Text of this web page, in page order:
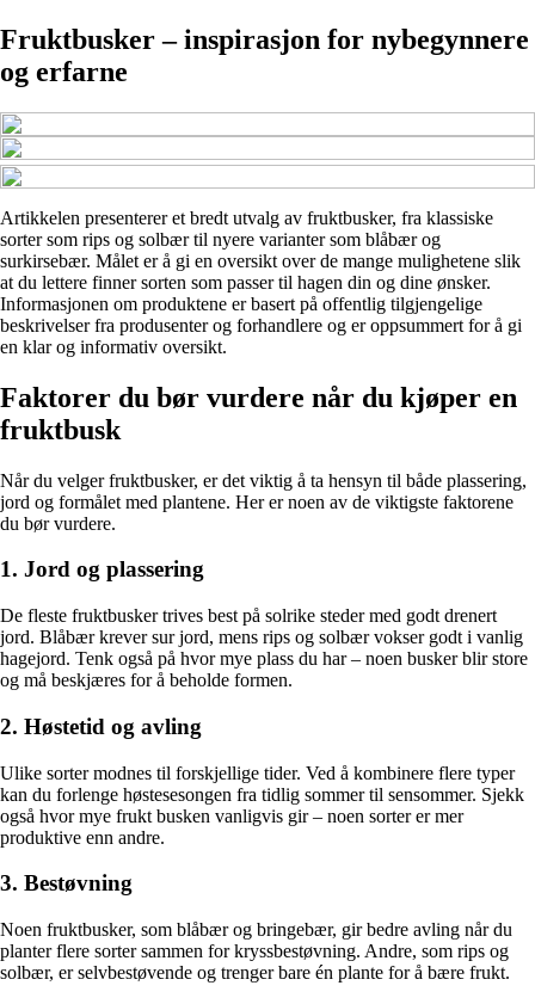
Fruktbusker – inspirasjon for nybegynnere
og erfarne
Artikkelen presenterer et bredt utvalg av fruktbusker, fra klassiske
sorter som rips og solbær til nyere varianter som blåbær og
surkirsebær. Målet er å gi en oversikt over de mange mulighetene slik
at du lettere finner sorten som passer til hagen din og dine ønsker.
Informasjonen om produktene er basert på offentlig tilgjengelige
beskrivelser fra produsenter og forhandlere og er oppsummert for å gi
en klar og informativ oversikt.
Faktorer du bør vurdere når du kjøper en
fruktbusk
Når du velger fruktbusker, er det viktig å ta hensyn til både plassering,
jord og formålet med plantene. Her er noen av de viktigste faktorene
du bør vurdere.
1. Jord og plassering
De fleste fruktbusker trives best på solrike steder med godt drenert
jord. Blåbær krever sur jord, mens rips og solbær vokser godt i vanlig
hagejord. Tenk også på hvor mye plass du har – noen busker blir store
og må beskjæres for å beholde formen.
2. Høstetid og avling
Ulike sorter modnes til forskjellige tider. Ved å kombinere flere typer
kan du forlenge høstesesongen fra tidlig sommer til sensommer. Sjekk
også hvor mye frukt busken vanligvis gir – noen sorter er mer
produktive enn andre.
3. Bestøvning
Noen fruktbusker, som blåbær og bringebær, gir bedre avling når du
planter flere sorter sammen for kryssbestøvning. Andre, som rips og
solbær, er selvbestøvende og trenger bare én plante for å bære frukt.